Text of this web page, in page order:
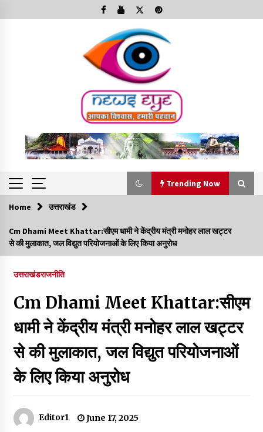
to
Trending Now
Trending Now
Minorities Rights Day : विश्व अल्पसंख्यक अधिकार दिवस
कार्यक्रम में शामिल हुए सीएम,आधुनिक मदरसों का नाम अब्दुल कलाम के नाम
Thought Of The Day 7 September
September 7, 2023
Thought Of The Day 6 September
September 6, 2023
May 18, 2022
Home उत्तराखंड
Cm Dhami Meet Khattar:सीएम धामी ने केंद्रीय मंत्री मनोहर लाल खट्टर
से की मुलाकात, जल विद्युत परियोजनाओं के लिए किया अनुरोध
उत्तराखंडराजनीति
Cm Dhami Meet Khattar:सीएम
धामी ने केंद्रीय मंत्री मनोहर लाल खट्टर
से की मुलाकात, जल विद्युत परियोजनाओं
के लिए किया अनुरोध
Editor1 June 17, 2025